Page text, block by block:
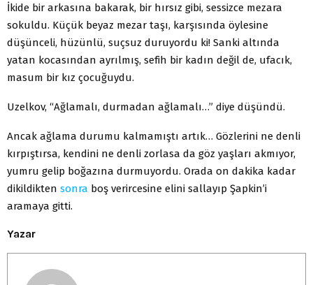
İkide bir arkasına bakarak, bir hırsız gibi, sessizce mezara
sokuldu. Küçük beyaz mezar taşı, karşısında öylesine
düşünceli, hüzünlü, suçsuz duruyordu ki! Sanki altında
yatan kocasından ayrılmış, sefih bir kadın değil de, ufacık,
masum bir kız çocuğuydu.
Uzelkov, “Ağlamalı, durmadan ağlamalı…” diye düşündü.
Ancak ağlama durumu kalmamıştı artık… Gözlerini ne denli
kırpıştırsa, kendini ne denli zorlasa da göz yaşları akmıyor,
yumru gelip boğazına durmuyordu. Orada on dakika kadar
dikildikten sonra boş verircesine elini sallayıp Şapkin’i
aramaya gitti.
Yazar